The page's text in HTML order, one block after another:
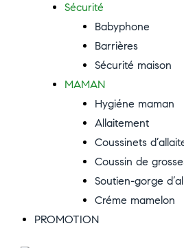
Sécurité
Babyphone
Barrières
Sécurité maison
MAMAN
Hygiéne maman
Allaitement
Coussinets
Coussin de
Soutien-gorge
Créme mamelon
PROMOTION